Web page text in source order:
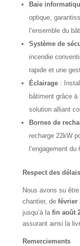
Baie
optique,
l’ensemble du
Système de
incendie
rapide et une
Éclairage:
bâtiment grâce à
solution alliant
Bornes de
recharge 22kW
l’engagement
Respect des délais
Nous avons su
chantier, de février
jusqu’à la fin août
assurant ainsi la
Remerciements